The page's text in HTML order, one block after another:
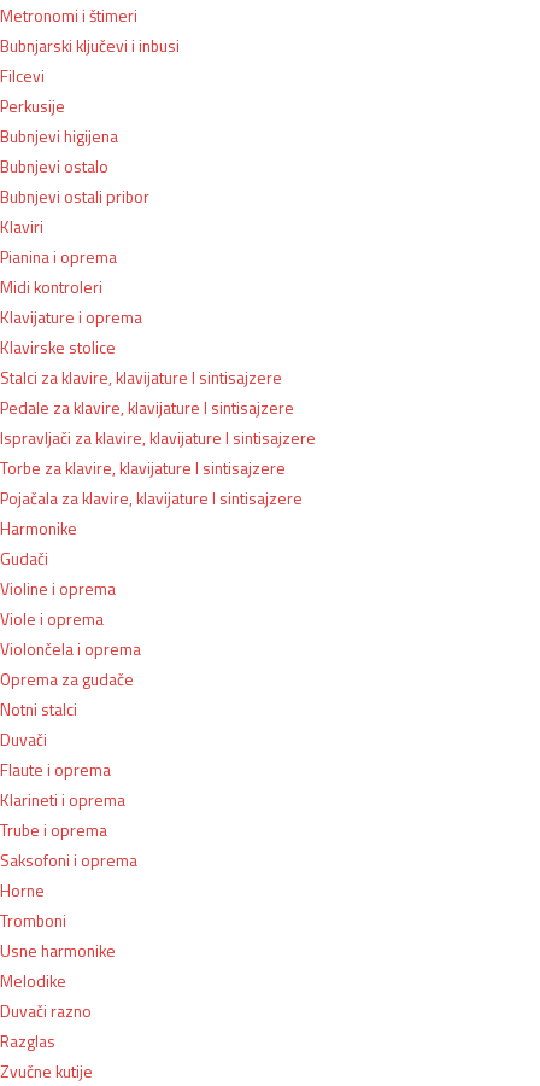
Metronomi i štimeri
Bubnjarski ključevi i inbusi
Filcevi
Perkusije
Bubnjevi higijena
Bubnjevi ostalo
Bubnjevi ostali pribor
Klaviri
Pianina i oprema
Midi kontroleri
Klavijature i oprema
Klavirske stolice
Stalci za klavire, klavijature I sintisajzere
Pedale za klavire, klavijature I sintisajzere
Ispravljači za klavire, klavijature I sintisajzere
Torbe za klavire, klavijature I sintisajzere
Pojačala za klavire, klavijature I sintisajzere
Harmonike
Gudači
Violine i oprema
Viole i oprema
Violončela i oprema
Oprema za gudače
Notni stalci
Duvači
Flaute i oprema
Klarineti i oprema
Trube i oprema
Saksofoni i oprema
Horne
Tromboni
Usne harmonike
Melodike
Duvači razno
Razglas
Zvučne kutije